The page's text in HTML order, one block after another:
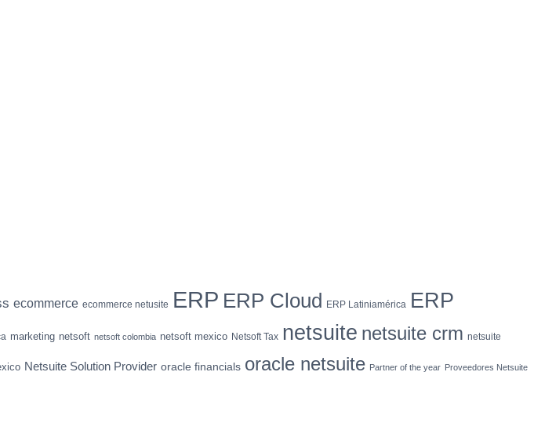
ecommerce ecommerce netusite ERP ERP Cloud ERP Latiniamérica ERP
marketing netsoft netsoft colombia netsoft mexico Netsoft Tax netsuite netsuite crm netsuite
Netsuite Solution Provider oracle financials oracle netsuite Partner of the year Proveedores Netsuite